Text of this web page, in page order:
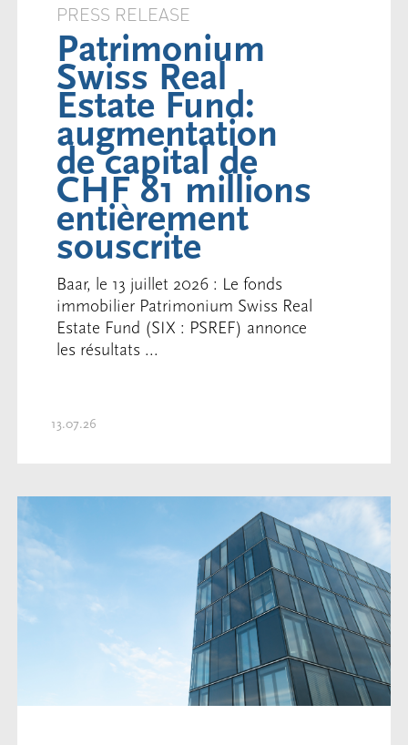
PRESS RELEASE
Patrimonium
Swiss Real
Estate Fund:
augmentation
de capital de
CHF 81 millions
entièrement
souscrite
Baar, le 13 juillet 2026 : Le fonds
immobilier Patrimonium Swiss Real
Estate Fund (SIX : PSREF) annonce
les résultats ...
13.07.26